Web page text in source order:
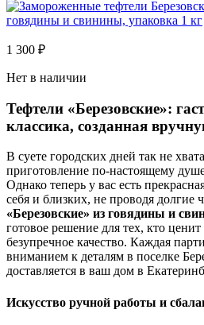
1 300 ₽
Нет в наличии
Тефтели «Березовские»:
классика, созданная
В суете городских дней так не
приготовление по-настоящему
Однако теперь у вас есть
себя и близких, не проводя долгие
«Березовские» из говядины и
готовое решение для тех, кто
безупречное качество. Каждая
вниманием к деталям в поселке
доставляется в ваш дом в
Искусство ручной работы и